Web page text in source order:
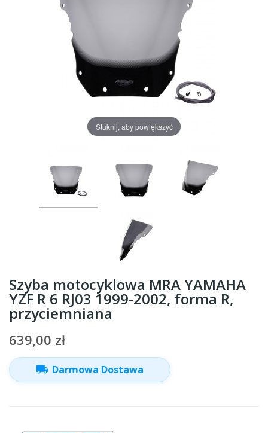
Stuknij, aby powiększyć
Szyba motocyklowa MRA YAMAHA
YZF R 6 RJ03 1999-2002, forma R,
przyciemniana
639,00 zł
local_shipping Darmowa Dostawa